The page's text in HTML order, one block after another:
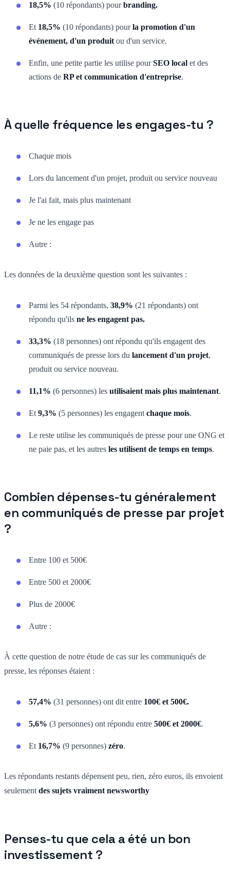
18,5% (10 répondants) pourbranding.
Et 18,5% (10 répondants) pourla promotion d'un
événement, d'un produit ou d'un service.
Enfin, une petite partie les utilise pourSEO local et des
actions de RP et communication d'entreprise.
À quelle fréquence les engages-tu ?
Chaque mois
Lors du lancement d'un projet, produit ou service nouveau
Je l'ai fait, mais plus maintenant
Je ne les engage pas
Autre :
Les données de la deuxième question sont les suivantes :
Parmi les 54 répondants, 38,9% (21 répondants) ont
répondu qu'ils ne les engagent pas.
33,3% (18 personnes) ont répondu qu'ils engagent des
communiqués de presse lors du lancement d'un projet,
produit ou service nouveau.
11,1% (6 personnes) les utilisaient mais plus maintenant.
Et 9,3% (5 personnes) les engagent chaque mois.
Le reste utilise les communiqués de presse pour une ONG et
ne paie pas, et les autres les utilisent de temps en temps.
Combien dépenses-tu généralement
en communiqués de presse par projet
?
Entre 100 et 500€
Entre 500 et 2000€
Plus de 2000€
Autre :
À cette question de notre étude de cas sur les communiqués de
presse, les réponses étaient :
57,4% (31 personnes) ont dit entre 100€ et 500€.
5,6% (3 personnes) ont répondu entre 500€ et 2000€.
Et 16,7% (9 personnes) zéro.
Les répondants restants dépensent peu, rien, zéro euros, ils envoient
seulement des sujets vraiment newsworthy
Penses-tu que cela a été un bon
investissement ?